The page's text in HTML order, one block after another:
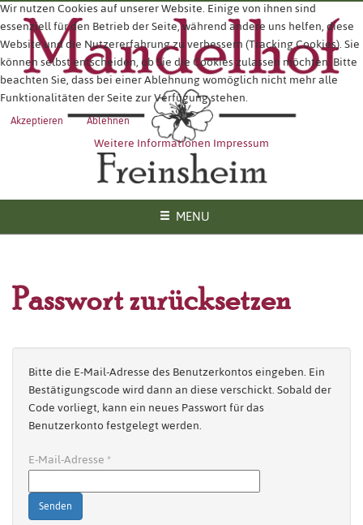
MENU
Passwort zurücksetzen
Bitte die E-Mail-Adresse des Benutzerkontos eingeben. Ein
Bestätigungscode wird dann an diese verschickt. Sobald der
Code vorliegt, kann ein neues Passwort für das
Benutzerkonto festgelegt werden.
E-Mail-Adresse*
Senden
Wir nutzen Cookies auf unserer Website. Einige von ihnen sind
essenziell für den Betrieb der Seite, während andere uns helfen, diese
Website und die Nutzererfahrung zu verbessern (Tracking Cookies). Sie
können selbst entscheiden, ob Sie die Cookies zulassen möchten. Bitte
beachten Sie, dass bei einer Ablehnung womöglich nicht mehr alle
Funktionalitäten der Seite zur Verfügung stehen.
Akzeptieren Ablehnen
Weitere InformationenImpressum